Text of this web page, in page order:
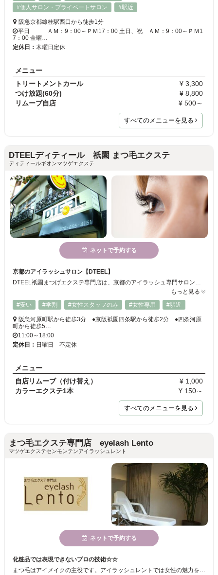
#個人サロン・プライベートサロン
#駅近
阪急京都線桂駅西口から徒歩1分
平日 ＡＭ：9：00～ＰＭ17：00 土日、祝 ＡＭ：9：00～ＰＭ1
7：00 金曜…
定休日： 木曜日定休
メニュー
トリートメントカール
¥ 3,300
つけ放題(60分)
¥ 8,800
リムーブ自店
¥ 500～
すべてのメニューを見る
DTEELディティール 祇園 まつ毛エクステ
ディティールギオンマツゲエクステ
ネットで予約する
京都のアイラッシュサロン【DTEEL】
もっと見る
#安い
#学割 #女性スタッフのみ #女性専用 #駅近
阪急河原町駅から徒歩3分 ●京阪祇園四条駅から徒歩2分 ●四条河原
町から徒歩5…
11:00～18:00
定休日： 日曜日 不定休
メニュー
自店リムーブ（付け替え）
¥ 1,000
カラーエクステ1本
¥ 150～
すべてのメニューを見る
まつ毛エクステ専門店 eyelash Lento
マツゲエクステセンモンテンアイラッシュレント
ネットで予約する
化粧品では表現できないプロの技術☆☆
まつ毛はアイメイクの主役です。アイラッシュレントでは女性の魅力を最大限引き出すお手伝いをさせていただきます！ブライダルプランもご用意しております＊人生の大切な日に、涙をこぼしても安心のまつげエクステをどうぞ♪